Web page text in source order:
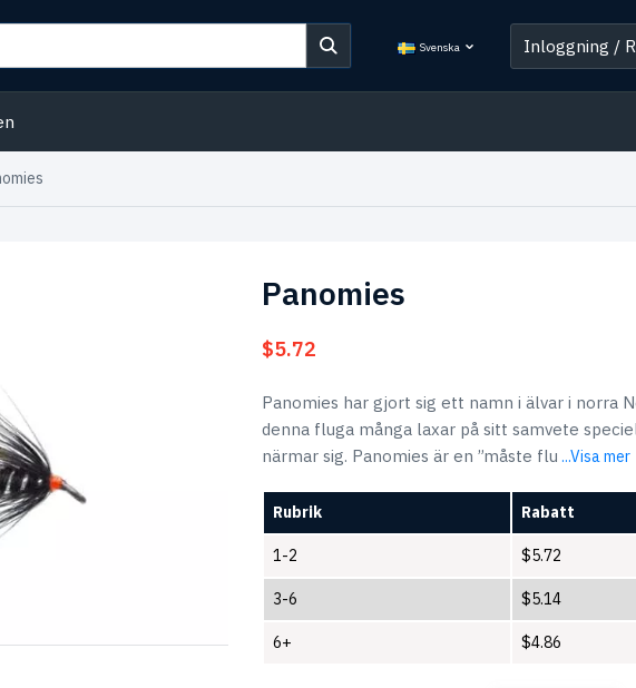
Svenska Inloggning /
Panomies
$5.72
Panomies har gjort sig ett namn i älvar i norra
denna fluga många laxar på sitt samvete
närmar sig. Panomies är en ”måste flu ...Visa mer
Rubrik Rabatt
1-2 $5.72
3-6 $5.14
6+ $4.86